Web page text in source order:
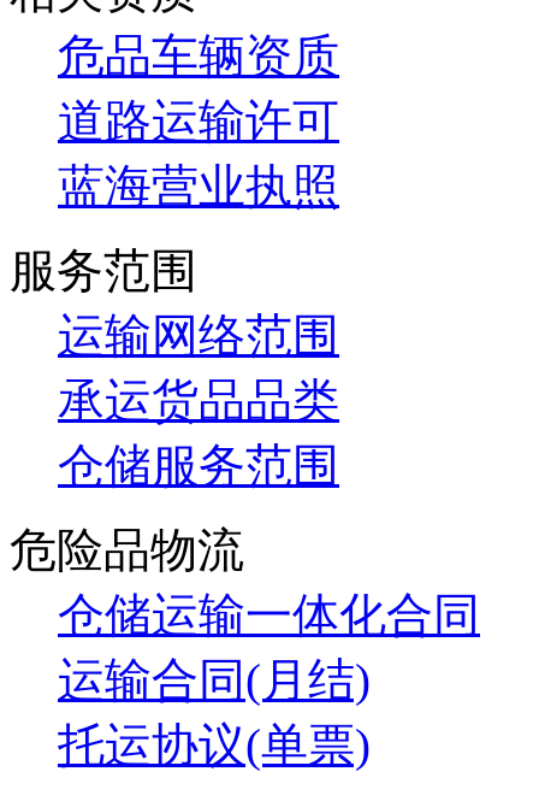
危品车辆资质
道路运输许可
蓝海营业执照
服务范围
运输网络范围
承运货品品类
仓储服务范围
危险品物流
仓储运输一体化合同
运输合同(月结)
托运协议(单票)